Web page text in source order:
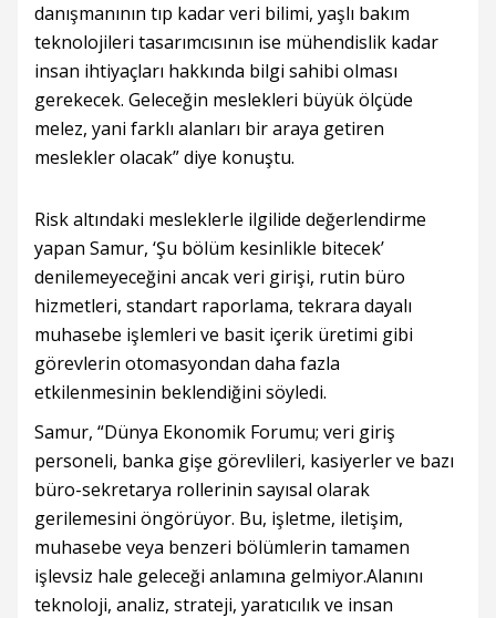
danışmanının tıp kadar veri bilimi, yaşlı bakım
teknolojileri tasarımcısının ise mühendislik kadar
insan ihtiyaçları hakkında bilgi sahibi olması
gerekecek. Geleceğin meslekleri büyük ölçüde
melez, yani farklı alanları bir araya getiren
meslekler olacak” diye konuştu.
Risk altındaki mesleklerle ilgilide değerlendirme
yapan Samur, ‘Şu bölüm kesinlikle bitecek’
denilemeyeceğini ancak veri girişi, rutin büro
hizmetleri, standart raporlama, tekrara dayalı
muhasebe işlemleri ve basit içerik üretimi gibi
görevlerin otomasyondan daha fazla
etkilenmesinin beklendiğini söyledi.
Samur, “Dünya Ekonomik Forumu; veri giriş
personeli, banka gişe görevlileri, kasiyerler ve bazı
büro-sekretarya rollerinin sayısal olarak
gerilemesini öngörüyor. Bu, işletme, iletişim,
muhasebe veya benzeri bölümlerin tamamen
işlevsiz hale geleceği anlamına gelmiyor.Alanını
teknoloji, analiz, strateji, yaratıcılık ve insan